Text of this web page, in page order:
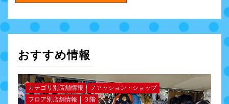
おすすめ情報
カテゴリ別店舗情報
ファッション・ショップ
フロア別店舗情報
３階